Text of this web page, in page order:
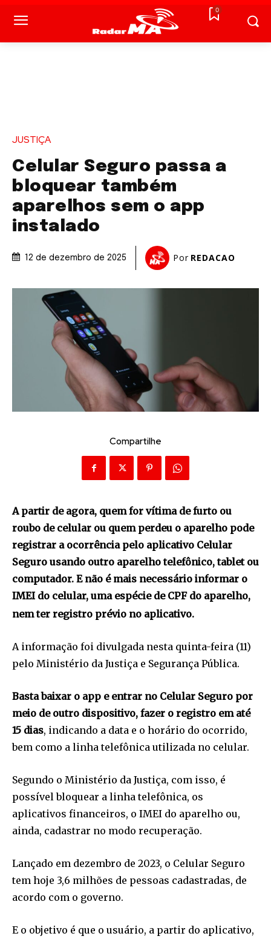
0
JUSTIÇA
Celular Seguro passa a
bloquear também
aparelhos sem o app
instalado
12 de dezembro de 2025 Por REDACAO
Compartilhe
A partir de agora, quem for vítima de furto ou
roubo de celular ou quem perdeu o aparelho pode
registrar a ocorrência pelo aplicativo Celular
Seguro usando outro aparelho telefônico, tablet ou
computador. E não é mais necessário informar o
IMEI do celular, uma espécie de CPF do aparelho,
nem ter registro prévio no aplicativo.
A informação foi divulgada nesta quinta-feira (11)
pelo Ministério da Justiça e Segurança Pública.
Basta baixar o app e entrar no Celular Seguro por
meio de outro dispositivo, fazer o registro em até
15 dias, indicando a data e o horário do ocorrido,
bem como a linha telefônica utilizada no celular.
Segundo o Ministério da Justiça, com isso, é
possível bloquear a linha telefônica, os
aplicativos financeiros, o IMEI do aparelho ou,
ainda, cadastrar no modo recuperação.
Lançado em dezembro de 2023, o Celular Seguro
tem hoje 3,6 milhões de pessoas cadastradas, de
acordo com o governo.
E o objetivo é que o usuário, a partir do aplicativo,